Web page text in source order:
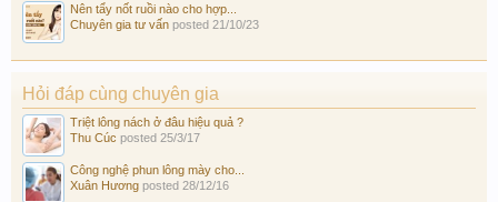
Nên tẩy nốt ruồi nào cho hợp...
Chuyên gia tư vấn posted 21/10/23
Hỏi đáp cùng chuyên gia
Triệt lông nách ở đâu hiệu quả ?
Thu Cúc posted 25/3/17
Công nghệ phun lông mày cho...
Xuân Hương posted 28/12/16